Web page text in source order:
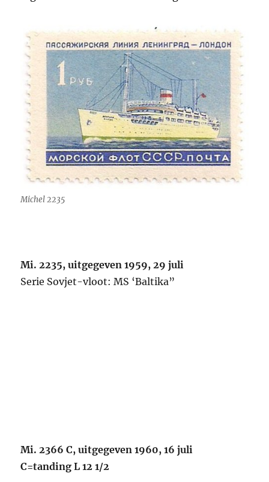
Michel 2235
Mi. 2235, uitgegeven 1959, 29 juli
Serie Sovjet-vloot: MS ‘Baltika”
Mi. 2366 C, uitgegeven 1960, 16 juli
C=tanding L 12 1/2